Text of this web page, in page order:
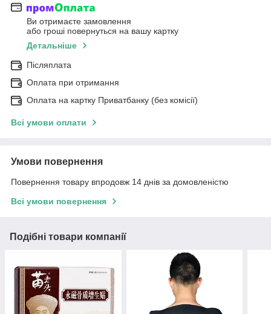
Ви отримаєте замовлення
або гроші повернуться на вашу картку
Детальніше
Післяплата
Оплата при отримання
Оплата на картку Приватбанку (без комісії)
Всі умови оплати
Умови повернення
Повернення товару впродовж 14 днів за домовленістю
Всі умови повернення
Подібні товари компанії